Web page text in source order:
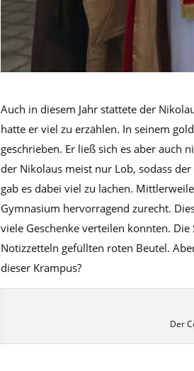
Auch in diesem Jahr stattete der
hatte er viel zu erzählen. In seinem
geschrieben. Er ließ sich es aber auch
der Nikolaus meist nur Lob, sodass
gab es dabei viel zu lachen.
Gymnasium hervorragend zurecht.
viele Geschenke verteilen konnten.
Notizzetteln gefüllten roten Beutel.
dieser Krampus?
Der